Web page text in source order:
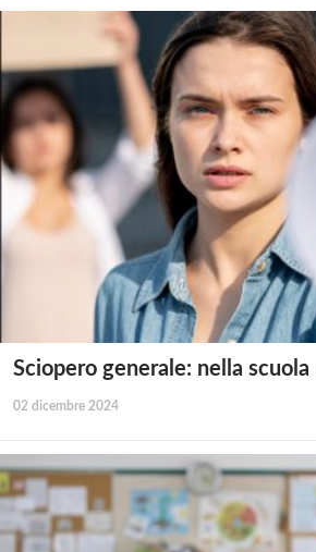
Sciopero generale: nella scuola
02 dicembre 2024